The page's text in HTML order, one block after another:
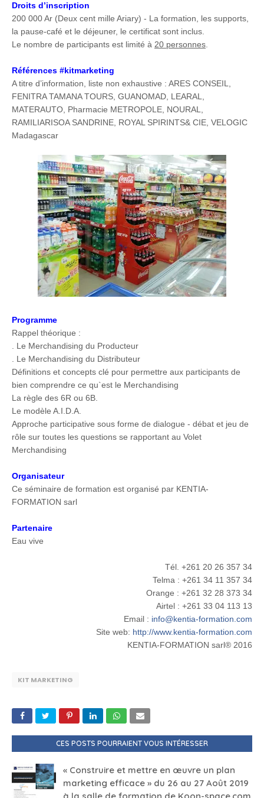
Droits d’inscription
200 000 Ar (Deux cent mille Ariary) - La formation, les supports,
la pause-café et le déjeuner, le certificat sont inclus.
Le nombre de participants est limité à 20 personnes
Références #kitmarketing
A titre d’information, liste non exhaustive : ARES CONSEIL,
FENITRA TAMANA TOURS, GUANOMAD, LEARAL,
MATERAUTO, Pharmacie METROPOLE, NOURAL,
RAMILIARISOA SANDRINE, ROYAL SPIRINTS& CIE, VELOGIC
Madagascar
Programme
Rappel théorique :
. Le Merchandising du Producteur
. Le Merchandising du Distributeur
Définitions et concepts clé pour permettre aux participants de
bien comprendre ce qu`est le Merchandising
La règle des 6R ou 6B.
Le modèle A.I.D.A.
Approche participative sous forme de dialogue - débat et jeu de
rôle sur toutes les questions se rapportant au Volet
Merchandising
Organisateur
Ce séminaire de formation est organisé par KENTIA-
FORMATION sarl
Partenaire
Eau vive
Tél. +261 20 26 357 34
Telma : +261 34 11 357 34
Orange : +261 32 28 373 34
Airtel : +261 33 04 113 13
Email : info@kentia-formation.com
Site web: http://www.kentia-formation.com
KENTIA-FORMATION sarl® 2016
KIT MARKETING
CES POSTS POURRAIENT VOUS INTÉRESSER
« Construire et mettre en œuvre un plan
marketing efficace » du 26 au 27 Août 2019